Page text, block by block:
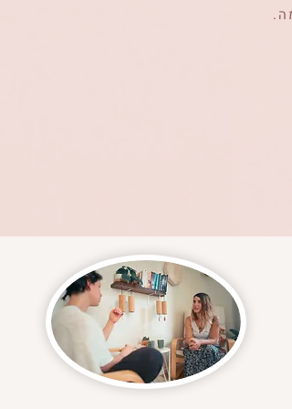
.וגם לזוגות שפשוט מבקשים זמן איכות והעצמה